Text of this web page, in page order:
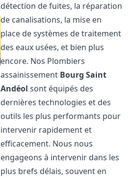
détection de fuites, la réparation
de canalisations, la mise en
place de systèmes de traitement
des eaux usées, et bien plus
encore. Nos Plombiers
assainissement Bourg Saint
Andéol sont équipés des
dernières technologies et des
outils les plus performants pour
intervenir rapidement et
efficacement. Nous nous
engageons à intervenir dans les
plus brefs délais, souvent en